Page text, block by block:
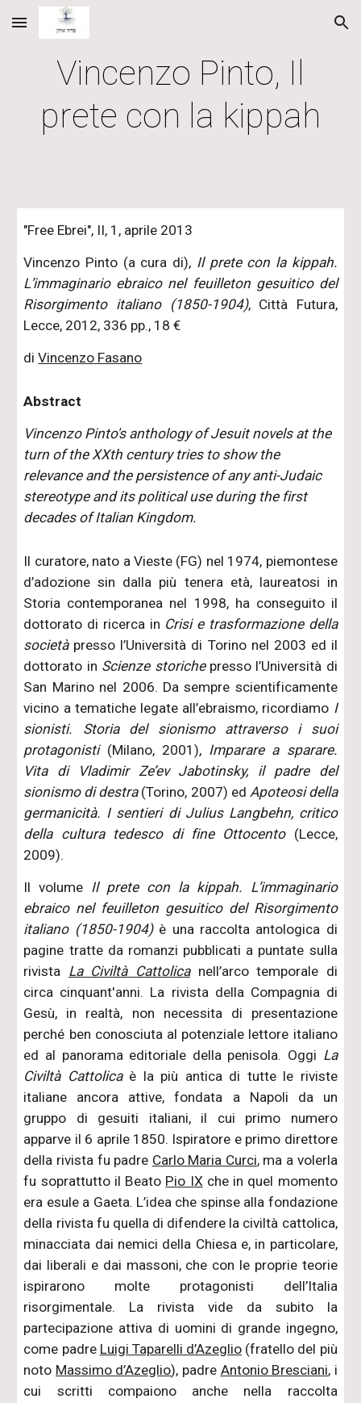
Skip to main content Skip to navigation
Vincenzo Pinto, Il
prete con la kippah
"Free Ebrei", II, 1, aprile 2013
Vincenzo Pinto (a cura di), Il prete con la kippah.
L’immaginario ebraico nel feuilleton gesuitico del
Risorgimento italiano (1850-1904), Città Futura,
Lecce, 2012, 336 pp., 18 €
diVincenzo Fasano
Abstract
Vincenzo Pinto's anthology of Jesuit novels at the
turn of the XXth century tries to show the
relevance and the persistence of any anti-Judaic
stereotype and its political use during the first
decades of Italian Kingdom.
Il curatore, nato a Vieste (FG) nel 1974, piemontese
d’adozione sin dalla più tenera età, laureatosi in
Storia contemporanea nel 1998, ha conseguito il
dottorato di ricerca in Crisi e trasformazione della
societàpresso l’Università di Torino nel 2003 ed il
dottorato in Scienze storichepresso l’Università di
San Marino nel 2006. Da sempre scientificamente
vicino a tematiche legate all’ebraismo, ricordiamo I
sionisti. Storia del sionismo attraverso i suoi
protagonisti(Milano, 2001), Imparare a sparare.
Vita di Vladimir Ze’ev Jabotinsky, il padre del
sionismo di destra(Torino, 2007) ed Apoteosi della
germanicità. I sentieri di Julius Langbehn, critico
della cultura tedesco di fine Ottocento(Lecce,
2009).
Il volume Il prete con la kippah. L’immaginario
ebraico nel feuilleton gesuitico del Risorgimento
italiano (1850-1904)è una raccolta antologica di
pagine tratte da romanzi pubblicati a puntate sulla
rivista La Civiltà Cattolicanell’arco temporale di
circa cinquant'anni. La rivista della Compagnia di
Gesù, in realtà, non necessita di presentazione
perché ben conosciuta al potenziale lettore italiano
ed al panorama editoriale della penisola. Oggi La
Civiltà Cattolicaè la più antica di tutte le riviste
italiane ancora attive, fondata a Napoli da un
gruppo di gesuiti italiani, il cui primo numero
apparve il 6 aprile 1850. Ispiratore e primo direttore
della rivista fu padre Carlo Maria Curci, ma a volerla
fu soprattutto il Beato Pio IXche in quel momento
era esule a Gaeta. L’idea che spinse alla fondazione
della rivista fu quella di difendere la civiltà cattolica,
minacciata dai nemici della Chiesa e, in particolare,
dai liberali e dai massoni, che con le proprie teorie
ispirarono molte protagonisti dell’Italia
risorgimentale. La rivista vide da subito la
partecipazione attiva di uomini di grande ingegno,
come padre Luigi Taparelli d’Azeglio (fratello del più
noto Massimo d’Azeglio), padre Antonio Bresciani, i
cui scritti compaiono anche nella raccolta